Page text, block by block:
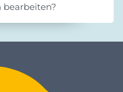
bearbeiten?